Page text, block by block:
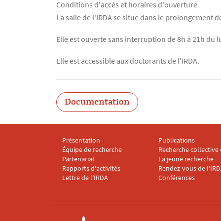
Conditions d'accès et horaires d'ouverture
Texte
La salle de l'IRDA se situe dans le prolongement
Elle est ouverte sans interruption de 8h à 21h du
Elle est accessible aux doctorants de l'IRDA.
Documentation
Menu footer IRDA 1
Présentation
Équipe de recherche
Partenariat
Rapports d'activités
Lettre de l'IRDA
Menu footer IRDA 2
Publications
Recherche collective
La jeune recherche
Rendez-vous de
Conférences